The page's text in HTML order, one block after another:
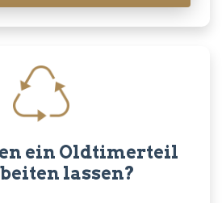
ein Oldtimerteil
lassen?